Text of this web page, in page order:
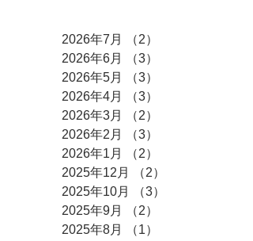
2026年7月 （2）
2026年6月
（3）
2026年5月
（3）
2026年4月
（3）
2026年3月
（2）
2026年2月
（3）
2026年1月
（2）
2025年12月
（2）
2025年10月
（3）
2025年9月
（2）
2025年8月
（1）